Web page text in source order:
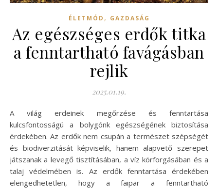
ÉLETMÓD , GAZDASÁG
Az egészséges erdők titka
a fenntartható favágásban
rejlik
2025.01.19.
A világ erdeinek megőrzése és fenntartása
kulcsfontosságú a bolygónk egészségének biztosítása
érdekében. Az erdők nem csupán a természet szépségét
és biodiverzitását képviselik, hanem alapvető szerepet
játszanak a levegő tisztításában, a víz körforgásában és a
talaj védelmében is. Az erdők fenntartása érdekében
elengedhetetlen, hogy a faipar a fenntartható